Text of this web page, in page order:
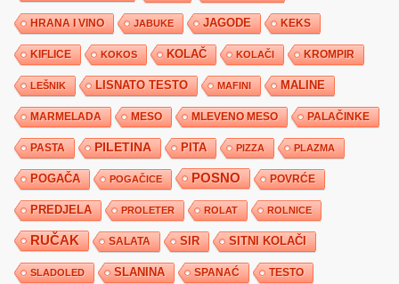
HRANA I VINO JABUKE JAGODE KEKS
KIFLICE KOKOS KOLAČ KOLAČI KROMPIR
LEŠNIK LISNATO TESTO MAFINI MALINE
MARMELADA MESO MLEVENO MESO PALAČINKE
PASTA PILETINA PITA PIZZA PLAZMA
POGAČA POGAČICE POSNO POVRĆE
PREDJELA PROLETER ROLAT ROLNICE
RUČAK SALATA SIR SITNI KOLAČI
SLADOLED SLANINA SPANAĆ TESTO